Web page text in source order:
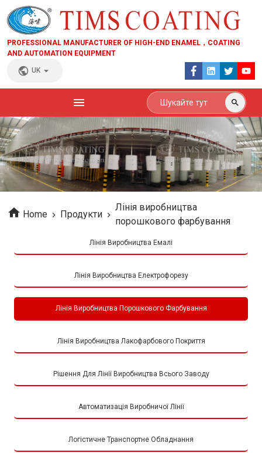
PROFESSIONAL MANUFACTURER OF HIGH-END ENAMEL，COATING
AND AUTOMATION EQUIPMENT
UK
Home Продукти
Лінія виробництва
порошкового фарбування
Лінія Виробництва Емалі
Лінія Виробництва Електрофорезу
Лінія Виробництва Порошкового Фарбування
Лінія Виробництва Лакофарбового Покриття
Рішення Для Лінії Виробництва Всього Заводу
Автоматизація Виробничої Лінії
Логістичне Транспортне Обладнання